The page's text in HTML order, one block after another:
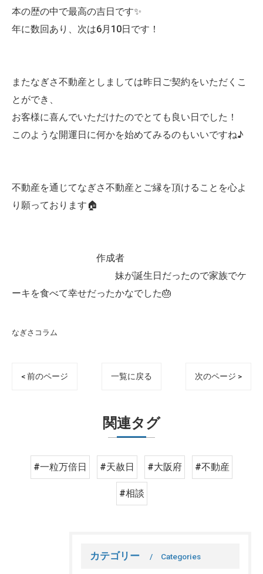
本の歴の中で最高の吉日です✨
年に数回あり、次は6月10日です！
またなぎさ不動産としましては昨日ご契約をいただくこ
とができ、
お客様に喜んでいただけたのでとても良い日でした！
このような開運日に何かを始めてみるのもいいですね♪
不動産を通じてなぎさ不動産とご縁を頂けることを心よ
り願っております🏠
作成者
妹が誕生日だったので家族でケ
ーキを食べて幸せだったかなでした🎂
なぎさコラム
< 前のページ 一覧に戻る 次のページ >
関連タグ
#一粒万倍日 #天赦日 #大阪府 #不動産
#相談
カテゴリー Categories